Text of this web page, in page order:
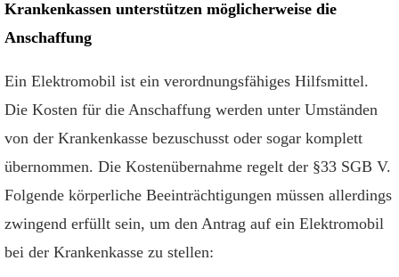
Krankenkassen unterstützen möglicherweise die
Anschaffung
Ein Elektromobil ist ein verordnungsfähiges Hilfsmittel.
Die Kosten für die Anschaffung werden unter Umständen
von der Krankenkasse bezuschusst oder sogar komplett
übernommen. Die Kostenübernahme regelt der §33 SGB V.
Folgende körperliche Beeinträchtigungen müssen allerdings
zwingend erfüllt sein, um den Antrag auf ein Elektromobil
bei der Krankenkasse zu stellen: